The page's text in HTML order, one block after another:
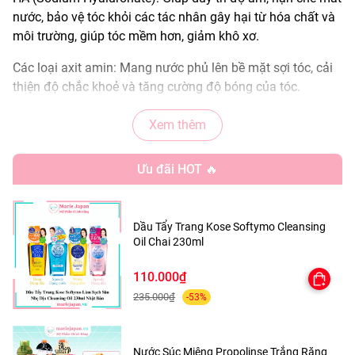
nước, bảo vệ tóc khỏi các tác nhân gây hại từ hóa chất và
môi trường, giúp tóc mềm hơn, giảm khô xơ.
Các loại axit amin: Mang nước phủ lên bề mặt sợi tóc, cải
thiện độ chắc khoẻ và tăng cường độ bóng của tóc.
AHA: Loại bỏ lớp tế bào da chết tích tụ trên da đầu, bụi bẩn
bám trên sợi tóc và giảm tình trạng tóc bị xơ rối.
📍 XUẤT XỨ: Việt Nam
📦 DUNG TÍCH: 140ml
🌟 CÔNG DỤNG NỔI BẬT
Cấp ẩm cho tóc
Xem thêm
Ưu đãi HOT 🔥
Dầu Tẩy Trang Kose Softymo Cleansing
Oil Chai 230ml
110.000₫
235.000₫ -53%
Nước Súc Miệng Propolinse Trắng Răng